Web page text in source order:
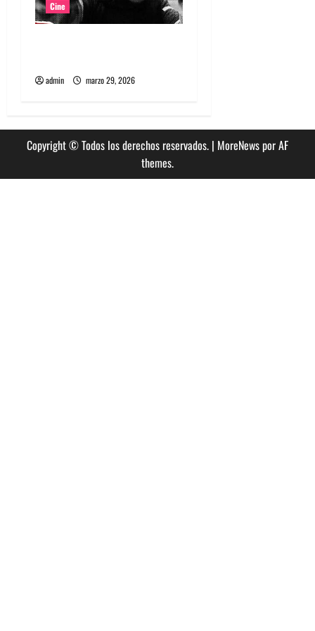
Cine
admin marzo 29, 2026
Copyright © Todos los derechos reservados. | MoreNewspor AF
themes.